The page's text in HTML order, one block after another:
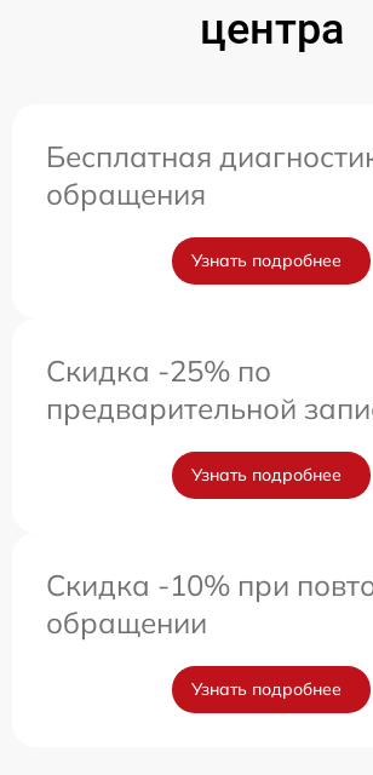
центра
Бесплатная
обращения
Узнать подробнее
Скидка -25% по
предварительной
Узнать подробнее
Скидка -10% при
обращении
Узнать подробнее